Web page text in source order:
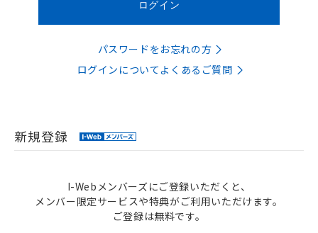
パスワードをお忘れの方
ログインについてよくあるご質問
新規登録
I-Webメンバーズにご登録いただくと、
メンバー限定サービスや特典がご利用いただけます。
ご登録は無料です。